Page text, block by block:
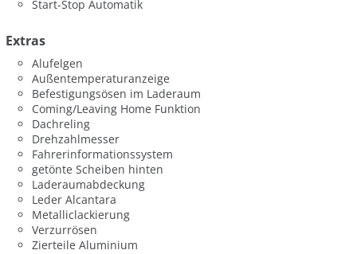
Start-Stop Automatik
Extras
Alufelgen
Außentemperaturanzeige
Befestigungsösen im Laderaum
Coming/Leaving Home Funktion
Dachreling
Drehzahlmesser
Fahrerinformationssystem
getönte Scheiben hinten
Laderaumabdeckung
Leder Alcantara
Metalliclackierung
Verzurrösen
Zierteile Aluminium